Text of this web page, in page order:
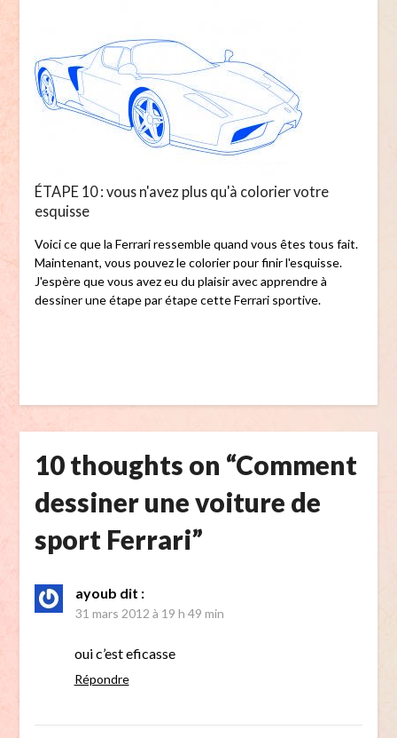
ÉTAPE 10 : vous n'avez plus qu'à colorier votre
esquisse
Voici ce que la Ferrari ressemble quand vous êtes tous fait.
Maintenant, vous pouvez le colorier pour finir l'esquisse.
J'espère que vous avez eu du plaisir avec apprendre à
dessiner une étape par étape cette Ferrari sportive.
10 thoughts on “Comment
dessiner une voiture de
sport Ferrari”
ayoub dit :
31 mars 2012 à 19 h 49 min
oui c’est eficasse
Répondre